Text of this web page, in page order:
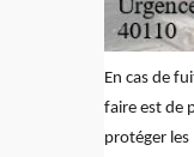
En cas de
faire est de
protéger